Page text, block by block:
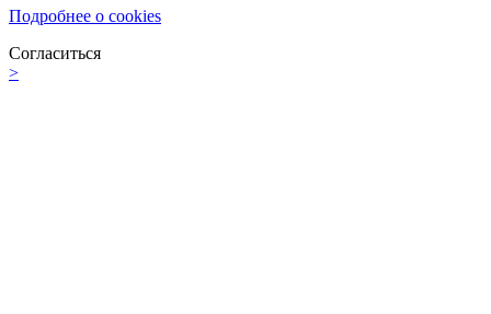
Подробнее о cookies
Согласиться
>